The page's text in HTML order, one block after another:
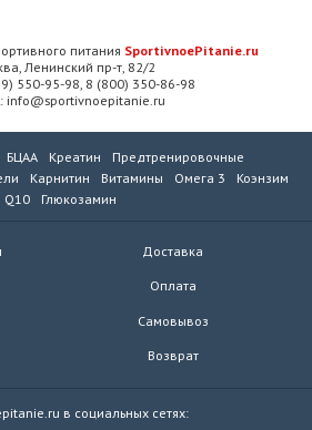
питания SportivnoePitanie.ru
Ленинский пр-т, 82/2
550-95-98, 8 (800) 350-86-98
info@sportivnoepitanie.ru
БЦАА Креатин
Предтренировочные
Карнитин Витамины Омега 3
Коэнзим
Q10
Глюкозамин
Доставка
Оплата
Самовывоз
Возврат
в социальных сетях: